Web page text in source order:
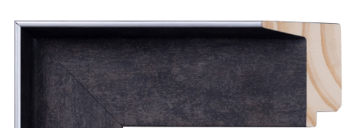
法人のお客様
EN/CN